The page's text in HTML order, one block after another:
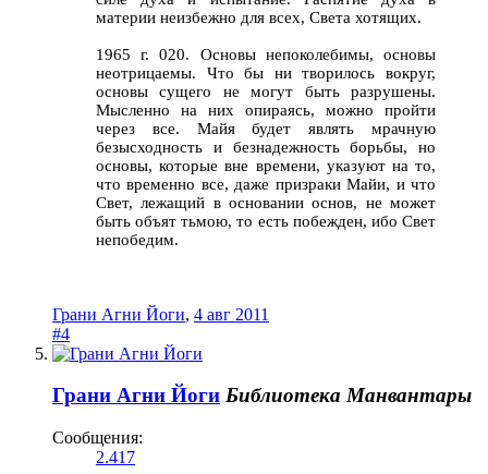
материи неизбежно для всех, Света хотящих.
1965 г. 020. Основы непоколебимы, основы
неотрицаемы. Что бы ни творилось вокруг,
основы сущего не могут быть разрушены.
Мысленно на них опираясь, можно пройти
через все. Майя будет являть мрачную
безысходность и безнадежность борьбы, но
основы, которые вне времени, указуют на то,
что временно все, даже призраки Майи, и что
Свет, лежащий в основании основ, не может
быть объят тьмою, то есть побежден, ибо Свет
непобедим.
Грани Агни Йоги, 4 авг 2011
#4
Грани Агни Йоги Библиотека Манвантары
Сообщения:
2.417